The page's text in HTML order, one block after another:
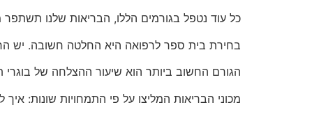
כל עוד נטפל בגורמים הללו, הבריאות שלנו
בחירת בית ספר לרפואה היא החלטה חשובה. יש
הגורם החשוב ביותר הוא שיעור ההצלחה של
מכוני הבריאות המליצו על פי התמחויות שונות: